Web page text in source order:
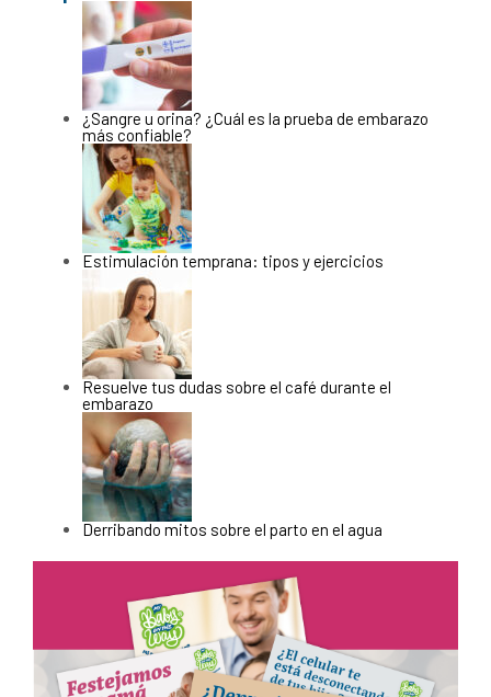
¿Sangre u orina? ¿Cuál es la prueba de embarazo
más confiable?
Estimulación temprana: tipos y ejercicios
Resuelve tus dudas sobre el café durante el
embarazo
Derribando mitos sobre el parto en el agua